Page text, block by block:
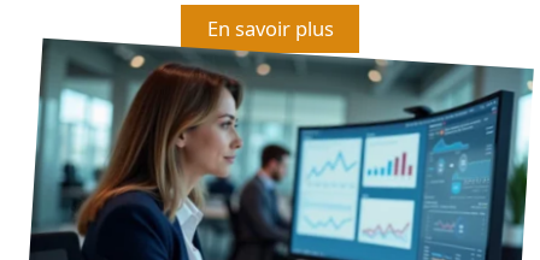
En savoir plus